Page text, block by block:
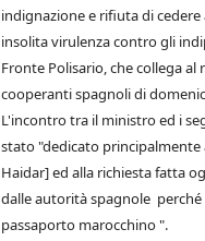
indignazione e rifiuta di
insolita virulenza contro gli
Fronte Polisario, che collega
cooperanti spagnoli di
L'incontro tra il ministro ed i
stato "dedicato principalmente
Haidar] ed alla richiesta fatta
dalle autorità spagnole perché
passaporto marocchino ".